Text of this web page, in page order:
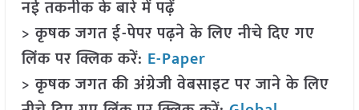
नई तकनीक के बारे में पढ़ें
> कृषक जगत ई-पेपर पढ़ने के लिए नीचे दिए गए
लिंक पर क्लिक करें: E-Paper
> कृषक जगत की अंग्रेजी वेबसाइट पर जाने के लिए